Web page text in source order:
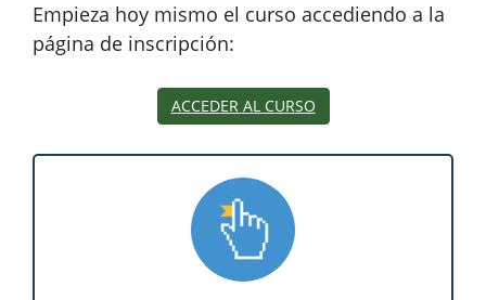
Empieza hoy mismo el curso accediendo a la
página de inscripción:
ACCEDER AL CURSO